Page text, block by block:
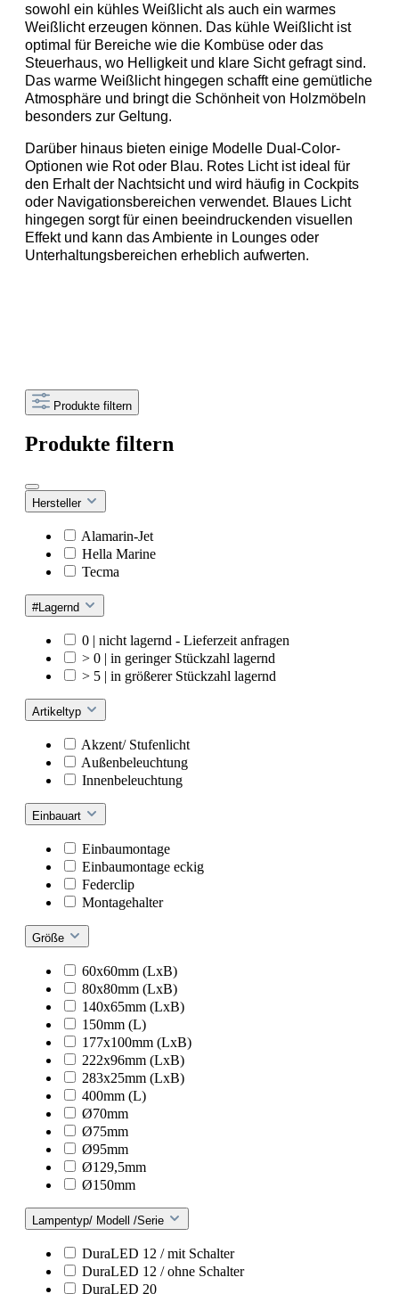
sowohl ein kühles Weißlicht als auch ein warmes
Weißlicht erzeugen können. Das kühle Weißlicht ist
optimal für Bereiche wie die Kombüse oder das
Steuerhaus, wo Helligkeit und klare Sicht gefragt sind.
Das warme Weißlicht hingegen schafft eine gemütliche
Atmosphäre und bringt die Schönheit von Holzmöbeln
besonders zur Geltung.
Darüber hinaus bieten einige Modelle Dual-Color-
Optionen wie Rot oder Blau. Rotes Licht ist ideal für
den Erhalt der Nachtsicht und wird häufig in Cockpits
oder Navigationsbereichen verwendet. Blaues Licht
hingegen sorgt für einen beeindruckenden visuellen
Effekt und kann das Ambiente in Lounges oder
Unterhaltungsbereichen erheblich aufwerten.
Produkte filtern
Produkte filtern
Hersteller
Alamarin-Jet
Hella Marine
Tecma
#Lagernd
0 | nicht lagernd - Lieferzeit anfragen
> 0 | in geringer Stückzahl lagernd
> 5 | in größerer Stückzahl lagernd
Artikeltyp
Akzent/ Stufenlicht
Außenbeleuchtung
Innenbeleuchtung
Einbauart
Einbaumontage
Einbaumontage eckig
Federclip
Montagehalter
Größe
60x60mm (LxB)
80x80mm (LxB)
140x65mm (LxB)
150mm (L)
177x100mm (LxB)
222x96mm (LxB)
283x25mm (LxB)
400mm (L)
Ø70mm
Ø75mm
Ø95mm
Ø129,5mm
Ø150mm
Lampentyp/ Modell /Serie
DuraLED 12 / mit Schalter
DuraLED 12 / ohne Schalter
DuraLED 20